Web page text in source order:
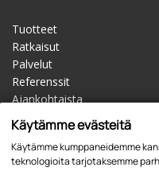
Tuotteet
Ratkaisut
Palvelut
Referenssit
Ajankohtaista
Materiaalipankki
Yhteystiedot
Jälleenmyyjät
Käytämme evästeitä
Käytämme kumppaneidemme
teknologioita tarjotaksemme